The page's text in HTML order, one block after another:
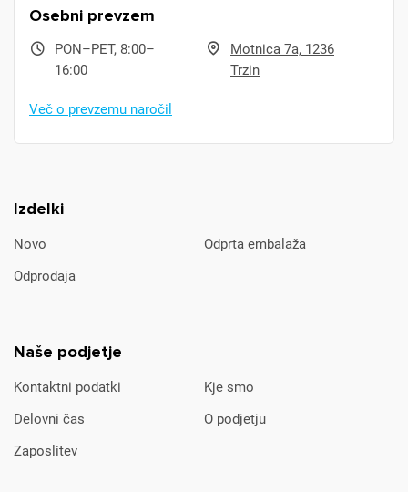
Izdelki
Novo
Odprta embalaža
Odprodaja
Naše podjetje
Kontaktni podatki
Kje smo
Delovni čas
O podjetju
Zaposlitev
Osebni prevzem
PON–PET, 8:00–
16:00
Motnica 7a, 1236
Trzin
Več o prevzemu naročil